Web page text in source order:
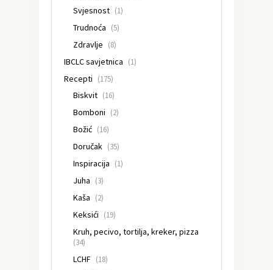
Svjesnost (1)
Trudnoća (5)
Zdravlje (8)
IBCLC savjetnica (1)
Recepti (175)
Biskvit (16)
Bomboni (2)
Božić (16)
Doručak (35)
Inspiracija (1)
Juha (3)
Kaša (2)
Keksići (19)
Kruh, pecivo, tortilja, kreker, pizza
(34)
LCHF (18)